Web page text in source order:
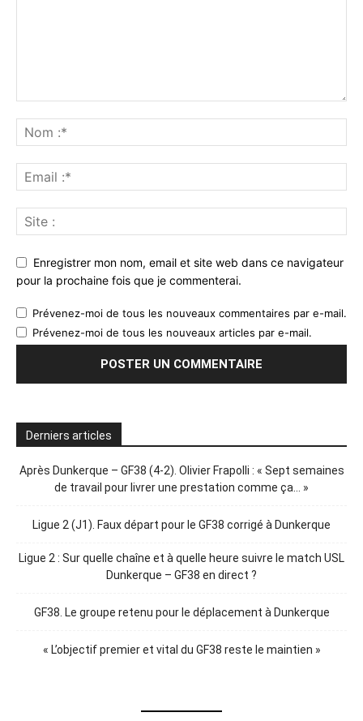
Enregistrer mon nom, email et site web dans ce navigateur
pour la prochaine fois que je commenterai.
Prévenez-moi de tous les nouveaux commentaires par e-mail.
Prévenez-moi de tous les nouveaux articles par e-mail.
Derniers articles
Après Dunkerque – GF38 (4-2). Olivier Frapolli : « Sept semaines
de travail pour livrer une prestation comme ça… »
Ligue 2 (J1). Faux départ pour le GF38 corrigé à Dunkerque
Ligue 2 : Sur quelle chaîne et à quelle heure suivre le match USL
Dunkerque – GF38 en direct ?
GF38. Le groupe retenu pour le déplacement à Dunkerque
« L’objectif premier et vital du GF38 reste le maintien »